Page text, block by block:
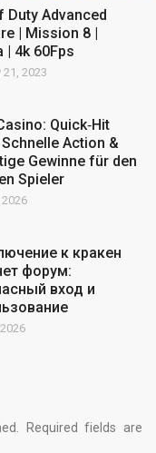
Duty Advanced
| Mission 8 |
| 4k 60Fps
21, 2023
Quick‑Hit
Action &
Gewinne für den
Spieler
к кракен
форум:
вход и
Required fields are